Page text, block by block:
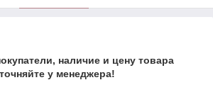
наличие и цену товара
у менеджера!